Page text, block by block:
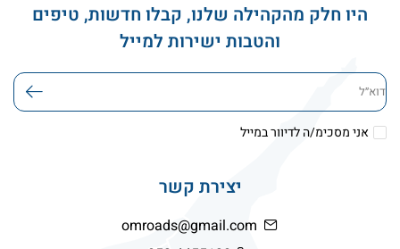
היו חלק מהקהילה שלנו, קבלו חדשות, טיפים
והטבות ישירות למייל
דוא׳׳ל
אני מסכימ/ה לדיוור במייל
יצירת קשר
omroads@gmail.com